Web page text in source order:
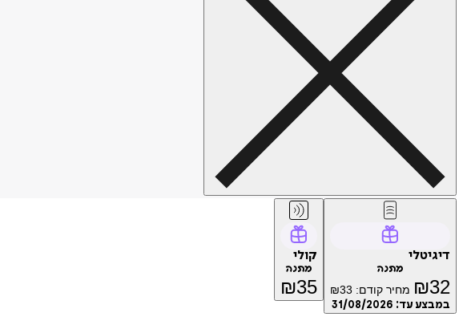
דיגיטלי
מתנה
₪32 מחיר קודם: ₪33
במבצע עד: 31/08/2026
קולי
מתנה
₪35